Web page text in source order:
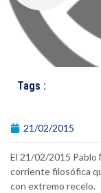
Tags :
21/02/2015
El 21/02/2015 Pablo
corriente filosófica
con extremo recelo.